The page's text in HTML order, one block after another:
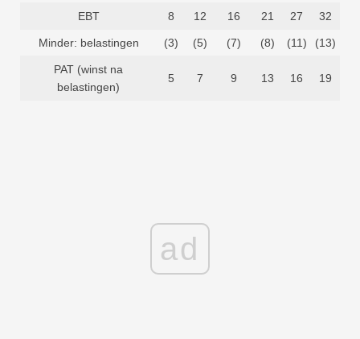
EBT 8 12 16 21 27 32
Minder: belastingen (3) (5) (7) (8) (11) (13)
PAT (winst na
belastingen)
5 7 9 13 16 19
ad